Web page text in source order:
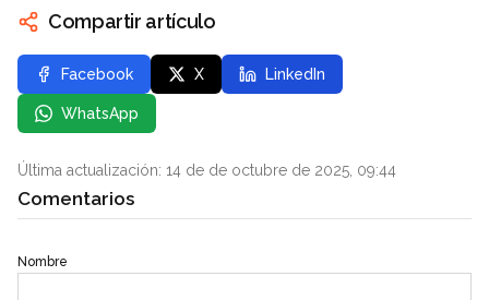
Compartir artículo
Facebook X LinkedIn
WhatsApp
Última actualización: 14 de de octubre de 2025, 09:44
Comentarios
Nombre